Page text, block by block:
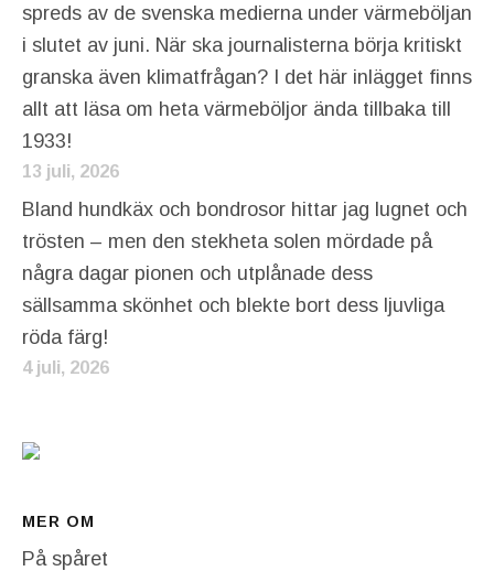
spreds av de svenska medierna under värmeböljan
i slutet av juni. När ska journalisterna börja kritiskt
granska även klimatfrågan? I det här inlägget finns
allt att läsa om heta värmeböljor ända tillbaka till
1933!
13 juli, 2026
Bland hundkäx och bondrosor hittar jag lugnet och
trösten – men den stekheta solen mördade på
några dagar pionen och utplånade dess
sällsamma skönhet och blekte bort dess ljuvliga
röda färg!
4 juli, 2026
MER OM
På spåret